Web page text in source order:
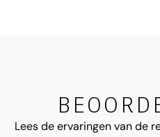
Lees de ervaringen van de